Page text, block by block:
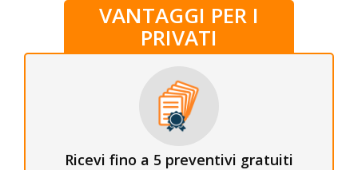
VANTAGGI PER I
PRIVATI
Ricevi fino a 5 preventivi gratuiti